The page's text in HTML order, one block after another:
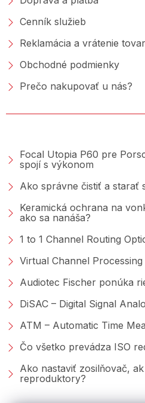
Cenník služieb
Reklamácia a vrátenie
Obchodné podmienky
Prečo nakupovať u nás?
Focal Utopia P60 pre
spojí s výkonom
Ako správne čistiť a starať
Keramická ochrana na
ako sa nanáša?
1 to 1 Channel Routing
Virtual Channel Processing
Audiotec Fischer ponúka
DiSAC – Digital Signal
ATM – Automatic Time
Čo všetko prevádza ISO
Ako nastaviť zosilňovač,
reproduktory?